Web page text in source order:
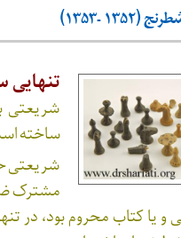
-۱۳۵۳)
تنهایی
شریعتی
ساخته
مشترک
و یا کتاب محروم بود، در